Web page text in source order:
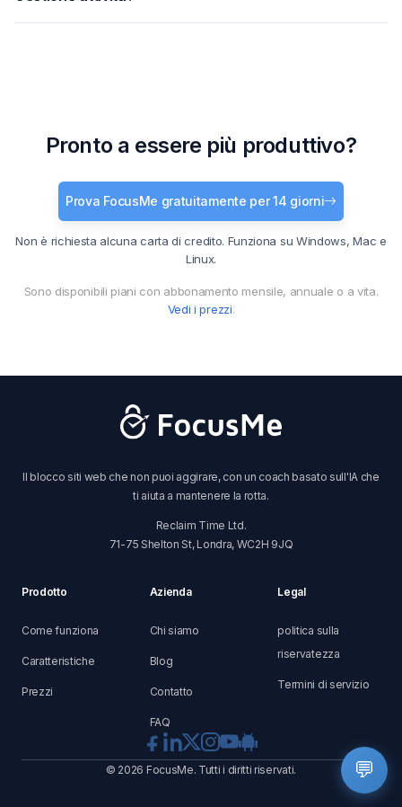
Pronto a essere più produttivo?
Prova FocusMe gratuitamente per 14 giorni
Non è richiesta alcuna carta di credito. Funziona su Windows, Mac e
Linux.
Sono disponibili piani con abbonamento mensile, annuale o a vita.
Vedi i prezzi.
Il blocco siti web che non puoi aggirare, con un coach basato sull'IA che
ti aiuta a mantenere la rotta.
Reclaim Time Ltd.
71-75 Shelton St, Londra, WC2H 9JQ
Prodotto
Come funziona
Caratteristiche
Prezzi
Azienda
Chi siamo
Blog
Contatto
FAQ
Legal
politica sulla
riservatezza
Termini di servizio
© 2026 FocusMe. Tutti i diritti riservati. 💬